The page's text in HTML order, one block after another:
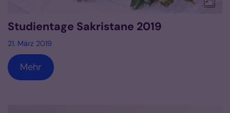
Studientage Sakristane 2019
21. März 2019
Mehr